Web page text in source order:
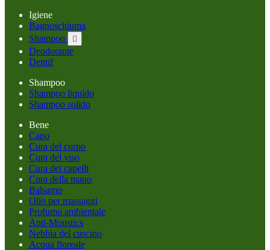
Igiene
Bagnoschiuma
Shampoo

Deodorante
Dentif
Shampoo
Shampoo liquido
Shampoo solido
Bene
Capo
Cura del corpo
Cura del viso
Cura dei capelli
Cura della mano
Balsamo
Olio per massaggi
Profumo ambientale
Anti-Moustics
Nebbia del cuscino
Acqua floreale